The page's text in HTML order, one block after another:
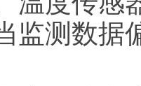
监测数据